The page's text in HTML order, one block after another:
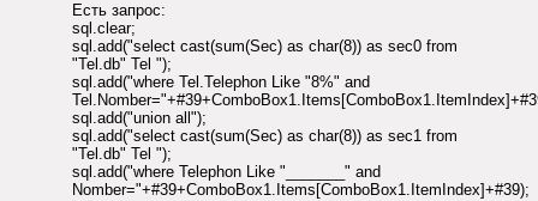
Есть запрос:
sql.clear;
sql.add("select cast(sum(Sec) as char(8)) as sec0 from
"Tel.db" Tel ");
sql.add("where Tel.Telephon Like "8%" and
sql.add("union all");
sql.add("select cast(sum(Sec) as char(8)) as sec1 from
"Tel.db" Tel ");
sql.add("where Telephon Like "_______" and
Nomber="+#39+ComboBox1.Items[ComboBox1.ItemIndex]+#39);